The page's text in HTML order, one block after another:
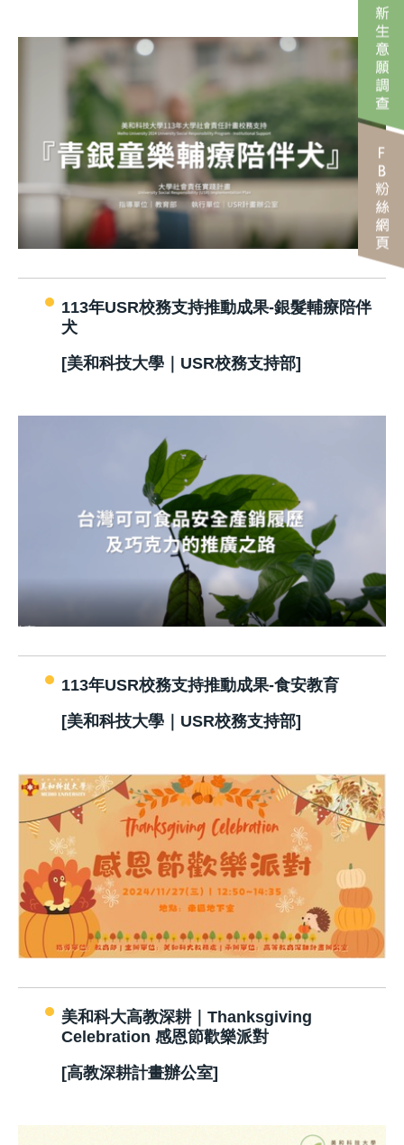
113年USR校務支持推動成果-銀髮輔療陪伴
犬
[美和科技大學｜USR校務支持部]
113年USR校務支持推動成果-食安教育
[美和科技大學｜USR校務支持部]
美和科大高教深耕｜Thanksgiving
Celebration 感恩節歡樂派對
[高教深耕計畫辦公室]